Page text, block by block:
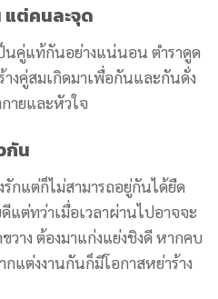
ต่คนละจุด
ท้กันอย่างแน่นอน ตำราดูด
างคู่สมเกิดมาเพื่อกันและกันดั่ง
ายและหัวใจ
กัน
ต่ก็ไม่สามารถอยู่กันได้ยืด
แต่ทว่าเมื่อเวลาผ่านไปอาจจะ
าง ต้องมาแก่งแย่งชิงดี หากคบ
แต่งงานกันก็มีโอกาสหย่าร้าง